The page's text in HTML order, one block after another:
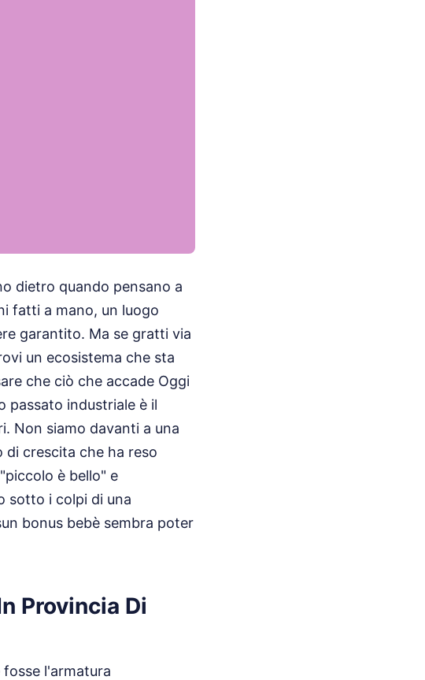
dietro quando pensano a
fatti a mano, un luogo
garantito. Ma se gratti via
un ecosistema che sta
che ciò che accade Oggi
passato industriale è il
Non siamo davanti a una
di crescita che ha reso
è bello" e
sotto i colpi di una
bonus bebè sembra poter
Provincia Di
l'armatura